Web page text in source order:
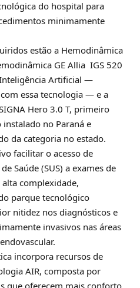
do hospital para
minimamente
estão a Hemodinâmica
GE Allia IGS 520
Artificial —
essa tecnologia — e a
Hero 3.0 T, primeiro
no Paraná e
da categoria no estado.
facilitar o acesso de
Saúde (SUS) a exames de
complexidade,
parque tecnológico
nitidez nos diagnósticos e
invasivos nas áreas
incorpora recursos de
AIR, composta por
que oferecem mais conforto